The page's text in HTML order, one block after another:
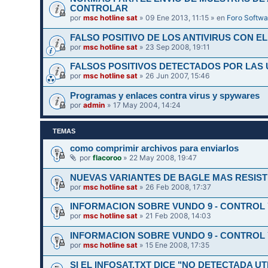
CONTROLAR
pormsc hotline sat » 09 Ene 2013, 11:15 » en Foro
FALSO POSITIVO DE LOS ANTIVIRUS CON
pormsc hotline sat » 23 Sep 2008, 19:11
FALSOS POSITIVOS DETECTADOS POR
pormsc hotline sat » 26 Jun 2007, 15:46
Programas y enlaces contra virus y spywares
poradmin » 17 May 2004, 14:24
TEMAS
como comprimir archivos para enviarlos
porflacoroo » 22 May 2008, 19:47
NUEVAS VARIANTES DE BAGLE MAS
pormsc hotline sat » 26 Feb 2008, 17:37
INFORMACION SOBRE VUNDO 9 -
pormsc hotline sat » 21 Feb 2008, 14:03
INFORMACION SOBRE VUNDO 9 -
pormsc hotline sat » 15 Ene 2008, 17:35
SI EL INFOSAT.TXT DICE "NO DETECTADA